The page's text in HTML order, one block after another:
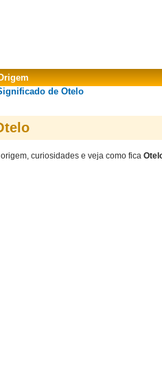
de Otelo
origem, curiosidades e veja como fica